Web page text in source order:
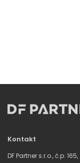
Kontakt
DF Partner s.r.o., č.p. 165,